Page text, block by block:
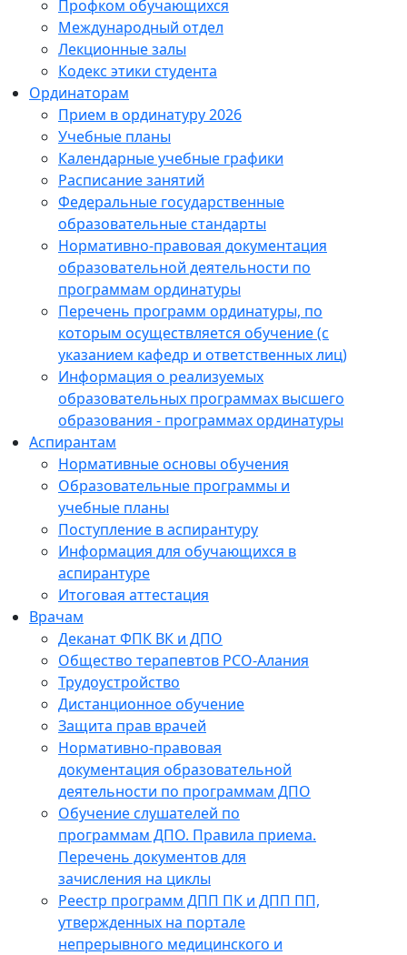
Профком обучающихся
Международный отдел
Лекционные залы
Кодекс этики студента
Ординаторам
Прием в ординатуру 2026
Учебные планы
Календарные учебные графики
Расписание занятий
Федеральные государственные
образовательные стандарты
Нормативно-правовая документация
образовательной деятельности по
программам ординатуры
Перечень программ ординатуры, по
которым осуществляется обучение (с
указанием кафедр и ответственных лиц)
Информация о реализуемых
образовательных программах высшего
образования - программах ординатуры
Аспирантам
Нормативные основы обучения
Образовательные программы и
учебные планы
Поступление в аспирантуру
Информация для обучающихся в
аспирантуре
Итоговая аттестация
Врачам
Деканат ФПК ВК и ДПО
Общество терапевтов РСО-Алания
Трудоустройство
Дистанционное обучение
Защита прав врачей
Нормативно-правовая
документация образовательной
деятельности по программам ДПО
Обучение слушателей по
программам ДПО. Правила приема.
Перечень документов для
зачисления на циклы
Реестр программ ДПП ПК и ДПП ПП,
утвержденных на портале
непрерывного медицинского и